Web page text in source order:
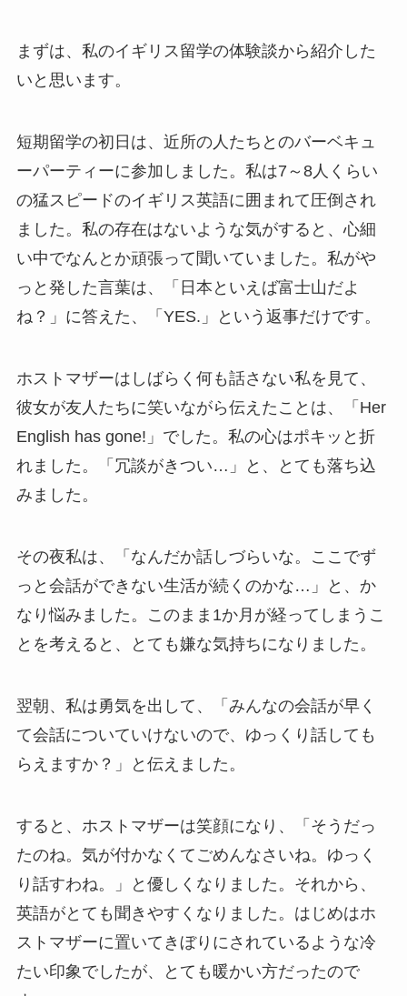
まずは、私のイギリス留学の体験談から紹介した
いと思います。
短期留学の初日は、近所の人たちとのバーベキュ
ーパーティーに参加しました。私は7～8人くらい
の猛スピードのイギリス英語に囲まれて圧倒され
ました。私の存在はないような気がすると、心細
い中でなんとか頑張って聞いていました。私がや
っと発した言葉は、「日本といえば富士山だよ
ね？」に答えた、「YES.」という返事だけです。
ホストマザーはしばらく何も話さない私を見て、
彼女が友人たちに笑いながら伝えたことは、「Her
English has gone!」でした。私の心はポキッと折
れました。
「冗談がきつい…」
と、とても落ち込
みました。
その夜私は、
「なんだか話しづらいな。ここでず
っと会話ができない生活が続くのかな…」
と、か
なり悩みました。このまま1か月が経ってしまうこ
とを考えると、とても嫌な気持ちになりました。
翌朝、私は勇気を出して、「みんなの会話が早く
て会話についていけないので、ゆっくり話しても
らえますか？」と伝えました。
すると、ホストマザーは笑顔になり、
「そうだっ
たのね。気が付かなくてごめんなさいね。ゆっく
り話すわね。」と優しくなりました。 それから、
英語がとても聞きやすくなりました。 はじめはホ
ストマザーに置いてきぼりにされているような冷
たい印象 でしたが、 とても暖かい方だったので